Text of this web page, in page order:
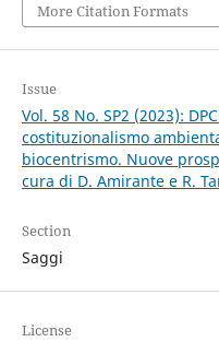
More Citation Formats
Issue
Vol. 58 No. SP2 (2023):
costituzionalismo
biocentrismo. Nuove
cura di D. Amirante e R.
Section
Saggi
License